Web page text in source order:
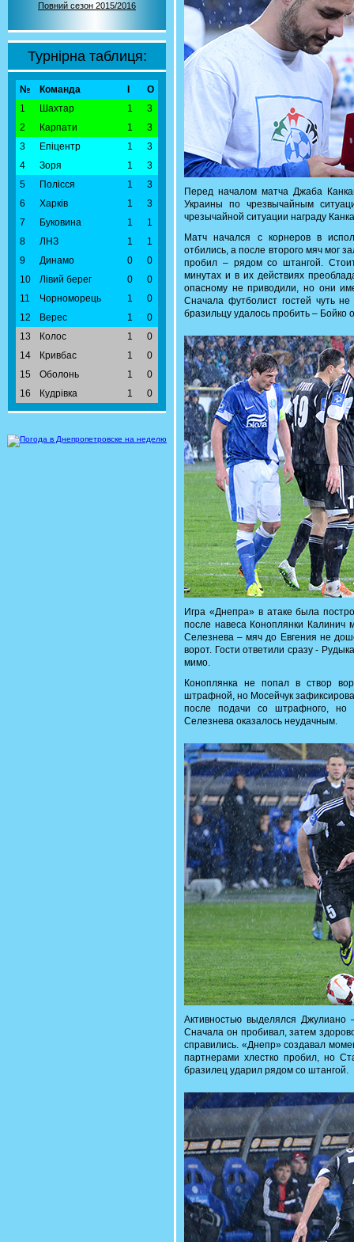
Повний сезон 2015/2016
Турнірна таблиця:
№ Команда
О
1
Шахтар 1
3
2
Карпати 1
3
3
Епіцентр 1
3
4
Зоря 1
3
5
Полісся 1
3
6
Харків 1
3
7
Буковина 1
1
8
ЛНЗ 1
1
9
Динамо 0
0
10
Лівий берег 0
0
11
Чорноморець 1
0
12
Верес 1
0
13
Колос 1
0
14
Кривбас 1
0
15
Оболонь 1
0
16
Кудрівка 1 0
Перед началом матча Джаба
Украины по чрезвычайным
чрезычайной ситуации награду
Матч начался с корнеров в
отбились, а после второго мяч мог
пробил – рядом со штангой.
минутах и в их действиях
опасному не приводили, но они
Сначала футболист гостей чуть
бразильцу удалось пробить – Бойко
Игра «Днепра» в атаке была
после навеса Коноплянки Калинич
Селезнева – мяч до Евгения не
ворот. Гости ответили сразу -
мимо.
Коноплянка не попал в створ
штрафной, но Мосейчук
после подачи со штрафного, но
Селезнева оказалось неудачным.
Активностью выделялся Джулиано
Сначала он пробивал, затем
справились. «Днепр» создавал
партнерами хлестко пробил, но
бразилец ударил рядом со штангой.